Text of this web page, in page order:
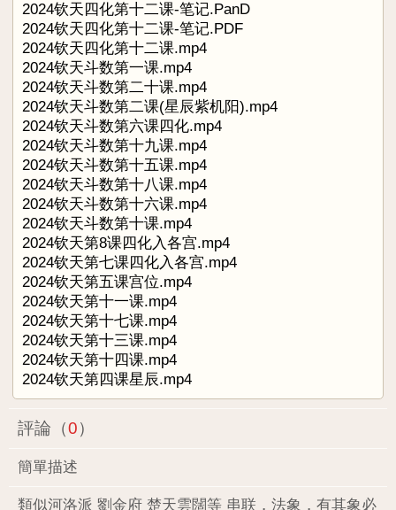
2024钦天四化第十二课-笔记.PanD
2024钦天四化第十二课-笔记.PDF
2024钦天四化第十二课.mp4
2024钦天斗数第一课.mp4
2024钦天斗数第二十课.mp4
2024钦天斗数第二课(星辰紫机阳).mp4
2024钦天斗数第六课四化.mp4
2024钦天斗数第十九课.mp4
2024钦天斗数第十五课.mp4
2024钦天斗数第十八课.mp4
2024钦天斗数第十六课.mp4
2024钦天斗数第十课.mp4
2024钦天第8课四化入各宫.mp4
2024钦天第七课四化入各宫.mp4
2024钦天第五课宫位.mp4
2024钦天第十一课.mp4
2024钦天第十七课.mp4
2024钦天第十三课.mp4
2024钦天第十四课.mp4
2024钦天第四课星辰.mp4
評論（0）
簡單描述
類似河洛派 劉金府 楚天雲闊等 串联，法象，有其象必